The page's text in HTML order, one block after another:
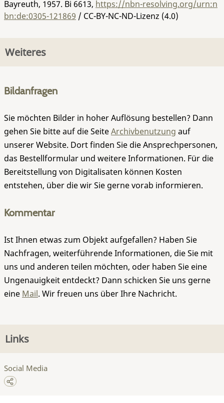
Bayreuth, 1957. Bi 6613, https://nbn-resolving.org/urn:n
bn:de:0305-121869 / CC-BY-NC-ND-Lizenz (4.0)
Weiteres
Bildanfragen
Sie möchten Bilder in hoher Auflösung bestellen? Dann
gehen Sie bitte auf die SeiteArchivbenutzung auf
unserer Website. Dort finden Sie die Ansprechpersonen,
das Bestellformular und weitere Informationen. Für die
Bereitstellung von Digitalisaten können Kosten
entstehen, über die wir Sie gerne vorab informieren.
Kommentar
Ist Ihnen etwas zum Objekt aufgefallen? Haben Sie
Nachfragen, weiterführende Informationen, die Sie mit
uns und anderen teilen möchten, oder haben Sie eine
Ungenauigkeit entdeckt? Dann schicken Sie uns gerne
eine Mail. Wir freuen uns über Ihre Nachricht.
Links
Social Media